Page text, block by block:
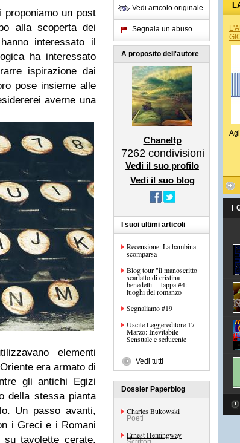
un post
alla scoperta dei
interessato il
ha interessato
ispirazione dai
pose insieme alle
averne una
elementi
era armato di
gli antichi Egizi
della stessa pianta
Un passo avanti,
i Greci e i Romani
tavolette cerate.
Vedi articolo originale
Segnala un abuso
A proposito dell'autore
Chaneltp
7262 condivisioni
Vedi il suo profilo
Vedi il suo blog
I suoi ultimi articoli
Recensione: La bambina
scomparsa
Blog tour "il manoscritto
scarlatto di cristina
benedetti" - tappa #4:
luoghi del romanzo
Segnaliamo #19
Uscite Leggereditore 17
Marzo: Inevitabile -
Sensuale e seducente
Vedi tutti
Dossier Paperblog
Charles Bukowski
Poeti
Ernest Hemingway
I